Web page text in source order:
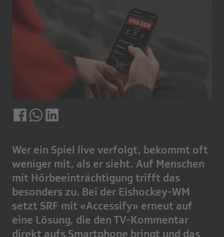
Wer ein Spiel live verfolgt, bekommt oft
weniger mit, als er sieht. Auf Menschen
mit Hörbeeinträchtigung trifft das
besonders zu. Bei der Eishockey-WM
setzt SRF mit «Accessify» erneut auf
eine Lösung, die den TV-Kommentar
direkt aufs Smartphone bringt und das